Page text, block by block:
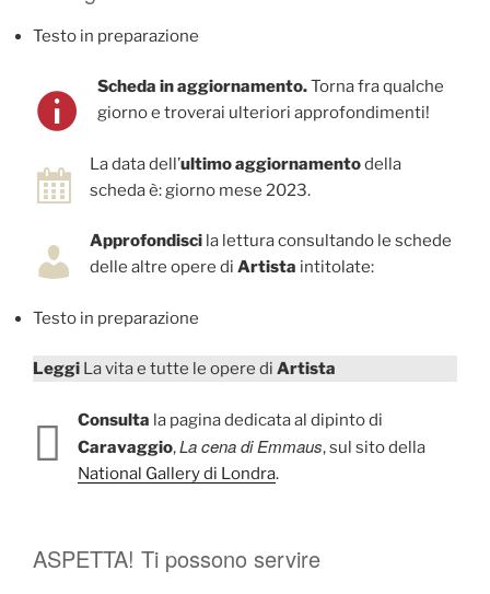
Testo in preparazione
Scheda in aggiornamento.Torna fra qualche
giorno e troverai ulteriori approfondimenti!
La data dell’ultimo aggiornamentodella
scheda è: giorno mese 2023.
Approfondisci la lettura consultando le schede
delle altre opere di Artista intitolate:
Testo in preparazione
Leggi La vita e tutte le opere di Artista
Consulta la pagina dedicata al dipinto di
Caravaggio,La cena di Emmaus, sul sito della
National Gallery di Londra.
ASPETTA! Ti possono servire